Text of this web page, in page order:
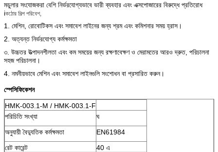
মডুলার সংযোজকরা বেশি নির্ভরযোগ্যভাবে ভারী ব্যবহার এবং এক্সপোজারের বিরুদ্ধে প্রতিরোধ
iকঠোর শিল্প পরিবেশ,
1. মেশিন, রোবোটিকস এবং সমাবেশ লাইনের জন্য শ্রম এবং কমিশনার সময় হ্রাস।
2. অত্যন্ত নির্ভরযোগ্য কর্মক্ষমতা
৩. উচ্চতর উত্পাদনশীলতা এবং কম সময়ের জন্য রক্ষণাবেক্ষণ ও মেরামতের আরও দ্রুত, পরিচালনা
সহজ পরিচালনা।
4. নমনীয়ভাবে মেশিন এবং সমাবেশ লাইনগুলি সংশোধন বা প্রসারিত করুন।
স্পেসিফিকেশন
HMK-003.1-M / HMK-003.1-F
পরিচিতি সংখ্যা
ঘ
অনুযায়ী বৈদ্যুতিক কর্মক্ষমতা
EN61984
রেট কারেন্ট
40 এ